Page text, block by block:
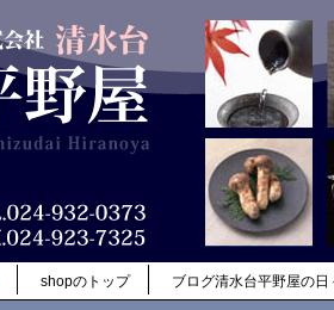
shopのトップ ブログ清水台平野屋の日